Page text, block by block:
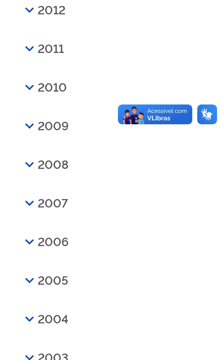
2012
2011
2010
2009
2008
2007
2006
2005
2004